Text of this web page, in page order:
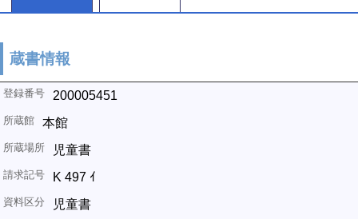
蔵書情報
200005451
本館
児童書
K 497 ｲ
児童書